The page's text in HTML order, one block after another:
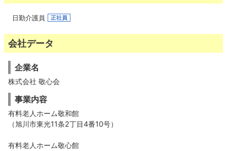
日勤介護員 正社員
会社データ
企業名
株式会社 敬心会
事業内容
有料老人ホーム敬和館
（旭川市東光11条2丁目4番10号）
有料老人ホーム敬心館